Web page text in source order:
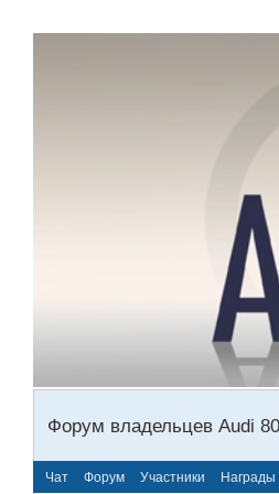
Форум владельцев Audi
Чат Форум Участники Награды